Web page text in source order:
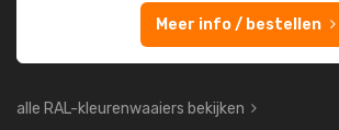
Meer info / bestellen
alle RAL-kleurenwaaiers bekijken